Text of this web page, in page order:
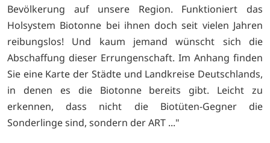
Bevölkerung auf unsere Region. Funktioniert das
Holsystem Biotonne bei ihnen doch seit vielen Jahren
reibungslos! Und kaum jemand wünscht sich die
Abschaffung dieser Errungenschaft. Im Anhang finden
Sie eine Karte der Städte und Landkreise Deutschlands,
in denen es die Biotonne bereits gibt. Leicht zu
erkennen, dass nicht die Biotüten-Gegner die
Sonderlinge sind, sondern der ART ..."